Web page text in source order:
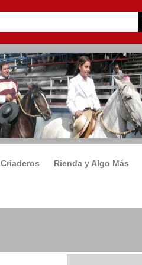
Criaderos Rienda y Algo Más